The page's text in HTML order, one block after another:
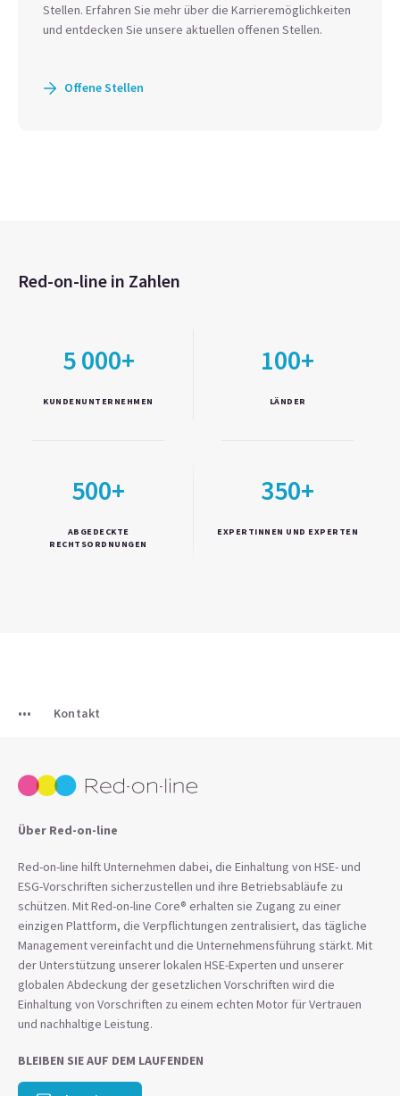
Stellen. Erfahren Sie mehr über die Karrieremöglichkeiten
und entdecken Sie unsere aktuellen offenen Stellen.
Offene Stellen
Red-on-line in Zahlen
5 000+
KUNDENUNTERNEHMEN
100+
LÄNDER
500+
ABGEDECKTE
RECHTSORDNUNGEN
350+
EXPERTINNEN UND EXPERTEN
Kontakt
Über Red-on-line
Red-on-line hilft Unternehmen dabei, die Einhaltung von HSE- und
ESG-Vorschriften sicherzustellen und ihre Betriebsabläufe zu
schützen. Mit Red-on-line Core® erhalten sie Zugang zu einer
einzigen Plattform, die Verpflichtungen zentralisiert, das tägliche
Management vereinfacht und die Unternehmensführung stärkt. Mit
der Unterstützung unserer lokalen HSE-Experten und unserer
globalen Abdeckung der gesetzlichen Vorschriften wird die
Einhaltung von Vorschriften zu einem echten Motor für Vertrauen
und nachhaltige Leistung.
BLEIBEN SIE AUF DEM LAUFENDEN